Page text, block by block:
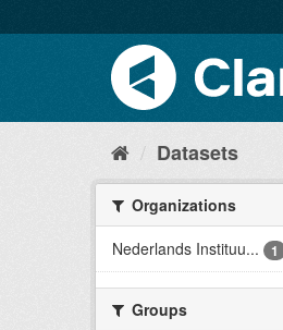
Datasets
Organizations
Nederlands Instituu...
1
Groups